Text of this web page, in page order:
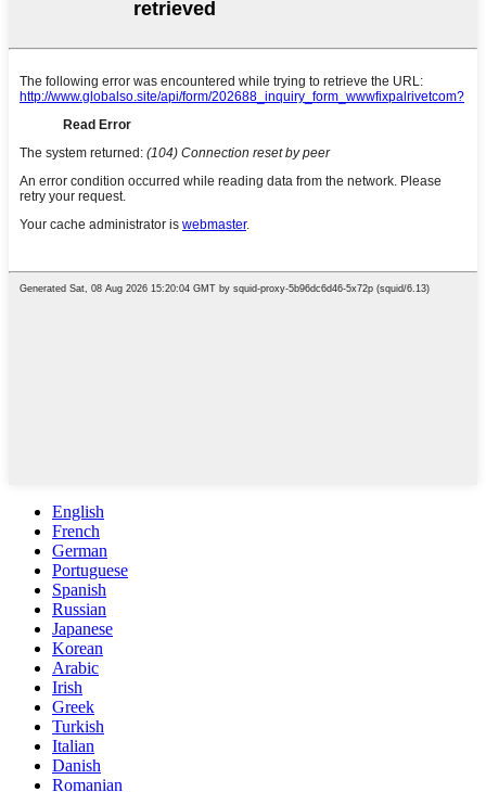
English
French
German
Portuguese
Spanish
Russian
Japanese
Korean
Arabic
Irish
Greek
Turkish
Italian
Danish
Romanian